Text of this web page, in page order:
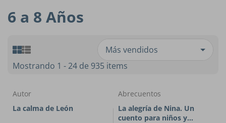
6 a 8 Años
Mostrando 1 - 24 de 935 items
Autor
La calma de León
Abrecuentos
La alegría de Nina. Un
cuento para niños y